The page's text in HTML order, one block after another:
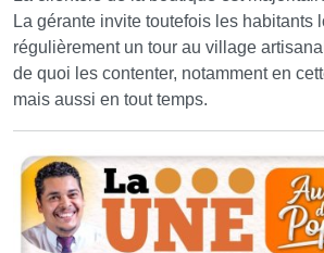
La gérante invite toutefois les habitants
régulièrement un tour au village
de quoi les contenter, notamment en
mais aussi en tout temps.